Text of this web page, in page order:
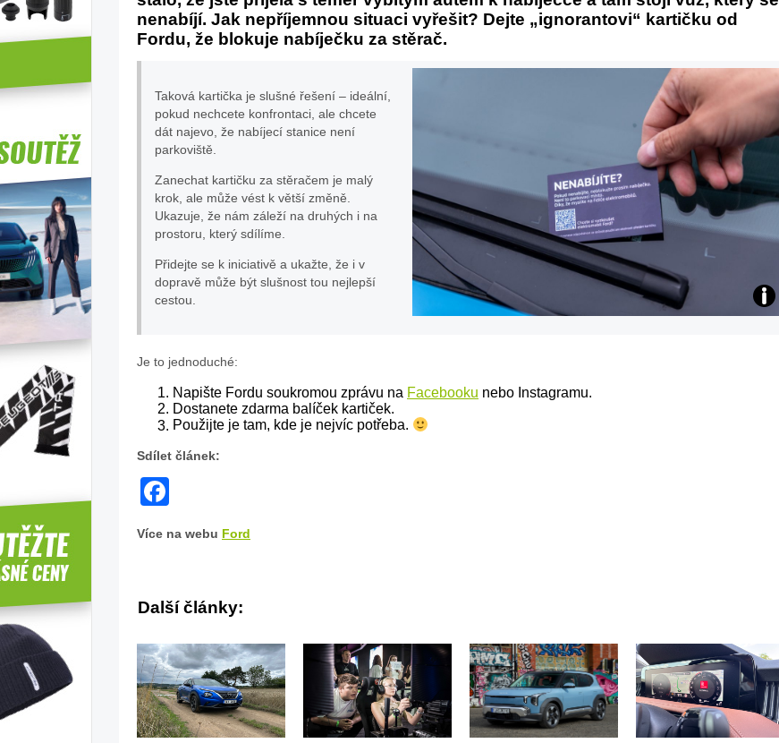
nenabíjí. Jak nepříjemnou situaci vyřešit? Dejte „ignorantovi“ kartičku od
Fordu, že blokuje nabíječku za stěrač.
Taková kartička je slušné řešení – ideální,
pokud nechcete konfrontaci, ale chcete
dát najevo, že nabíjecí stanice není
parkoviště.
Zanechat kartičku za stěračem je malý
krok, ale může vést k větší změně.
Ukazuje, že nám záleží na druhých i na
prostoru, který sdílíme.
Přidejte se k iniciativě a ukažte, že i v
dopravě může být slušnost tou nejlepší
cestou.
Je to jednoduché:
Napište Fordu soukromou zprávu na Facebooku nebo Instagramu.
Dostanete zdarma balíček kartiček.
Použijte je tam, kde je nejvíc potřeba.
Sdílet článek:
Více na webu Ford
Další články: